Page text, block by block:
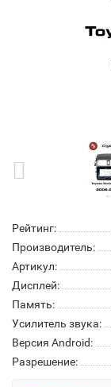
Рейтинг:
Производитель:
Артикул:
Дисплей:
Память:
Усилитель звука:
Версия Android:
Разрешение: